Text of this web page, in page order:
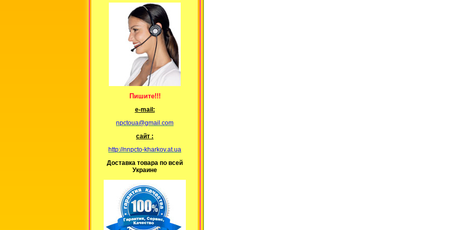
Пишите!!!
е-mail:
npctoua@gmail.com
сайт :
http://nnpcto-kharkov.at.ua
Доставка товара по всей
Украине